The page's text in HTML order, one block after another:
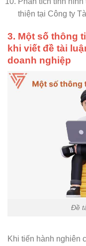
thiện tại Công ty
3. Một số thông
khi viết đề tài
doanh nghiệp
Đề
Khi tiến hành nghiên